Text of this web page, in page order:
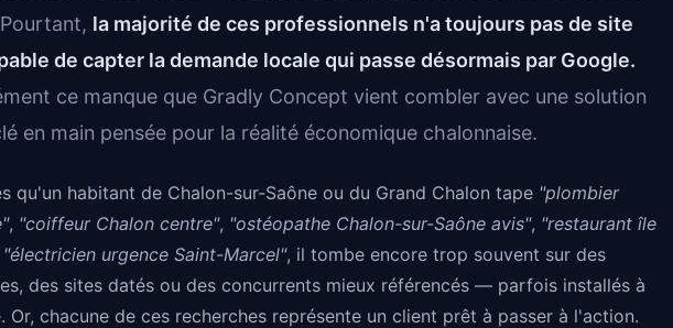
la majorité de ces professionnels n'a toujours pas de site
de capter la demande locale qui passe désormais par Google.
ce manque que Gradly Concept vient combler avec une solution
en main pensée pour la réalité économique chalonnaise.
qu'un habitant de Chalon-sur-Saône ou du Grand Chalon tape "plombier
, "coiffeur Chalon centre", "ostéopathe Chalon-sur-Saône avis", "restaurant île
"électricien urgence Saint-Marcel", il tombe encore trop souvent sur des
des sites datés ou des concurrents mieux référencés — parfois installés à
Or, chacune de ces recherches représente un client prêt à passer à l'action.